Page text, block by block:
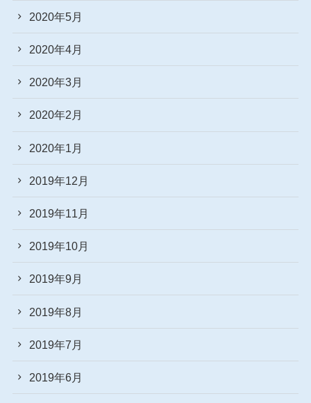
2020年5月
2020年4月
2020年3月
2020年2月
2020年1月
2019年12月
2019年11月
2019年10月
2019年9月
2019年8月
2019年7月
2019年6月